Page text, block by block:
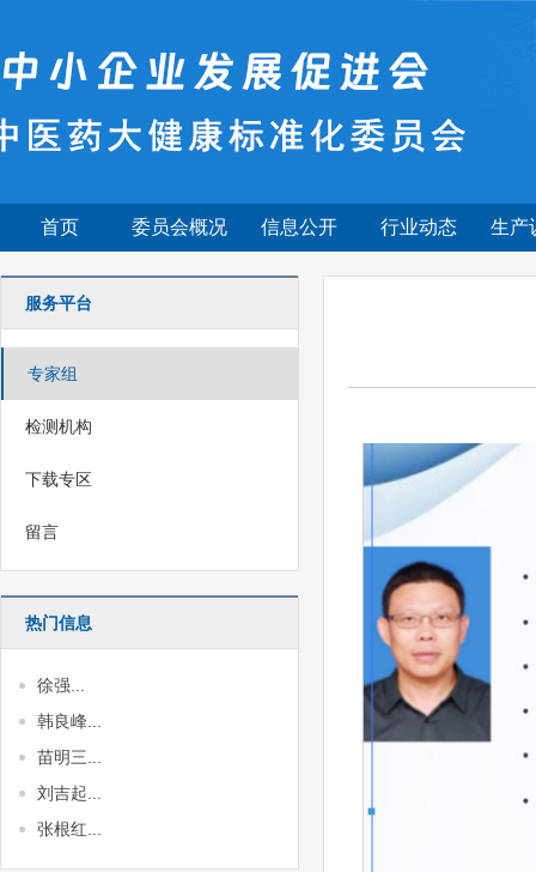
首页 委员会概况 信息公开 行业动态 生产
服务平台
专家组
检测机构
下载专区
留言
热门信息
徐强...
韩良峰...
苗明三...
刘吉起...
张根红...